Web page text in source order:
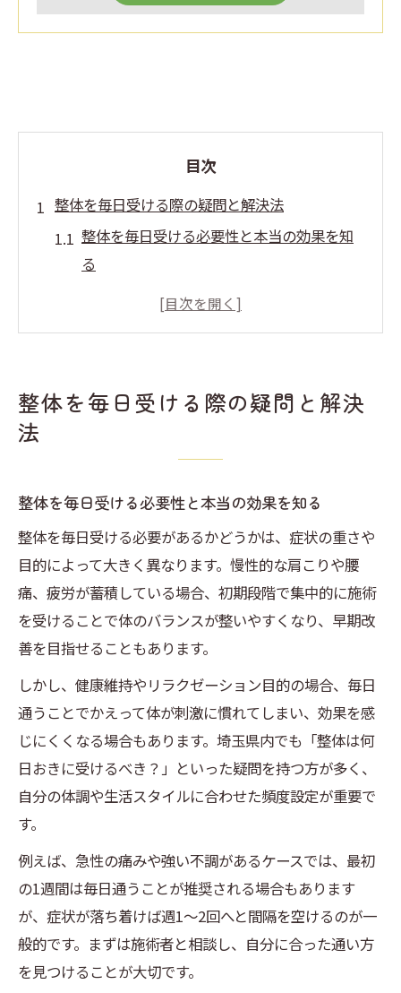
目次
整体を毎日受ける際の疑問と解決法
整体を毎日受ける必要性と本当の効果を知
る
毎日整体に通うことで起こるリスクと注意
整骨院で毎日通う患者が抱える悩みと対策
毎日整体に通うと体はどう変わるのか考察
整体を毎日受けると体調にどんな変化が出
るか
毎日通う整体で得られる効果と変化の実感
例
整体は毎日受けると逆効果になる場合もあ
る
整体を毎日受けることで疲労や負担は増え
る？
整体の継続通院がもたらす身体のメリット
と注意点
整体を毎日受ける前に知る費用対効果の考
え方
整体の頻度を見極めて無駄な出費を回避す
る方法
整体に毎日通うことでお金の無駄は起きる
整体を毎日受ける際の疑問と解決
法
整体を毎日受ける必要性と本当の効果を知る
整体を毎日受ける必要があるかどうかは、症状の重さや
目的によって大きく異なります。慢性的な肩こりや腰
痛、疲労が蓄積している場合、初期段階で集中的に施術
を受けることで体のバランスが整いやすくなり、早期改
善を目指せることもあります。
しかし、健康維持やリラクゼーション目的の場合、毎日
通うことでかえって体が刺激に慣れてしまい、効果を感
じにくくなる場合もあります。埼玉県内でも「整体は何
日おきに受けるべき？」といった疑問を持つ方が多く、
自分の体調や生活スタイルに合わせた頻度設定が重要で
す。
例えば、急性の痛みや強い不調があるケースでは、最初
の1週間は毎日通うことが推奨される場合もあります
が、症状が落ち着けば週1～2回へと間隔を空けるのが一
般的です。まずは施術者と相談し、自分に合った通い方
を見つけることが大切です。